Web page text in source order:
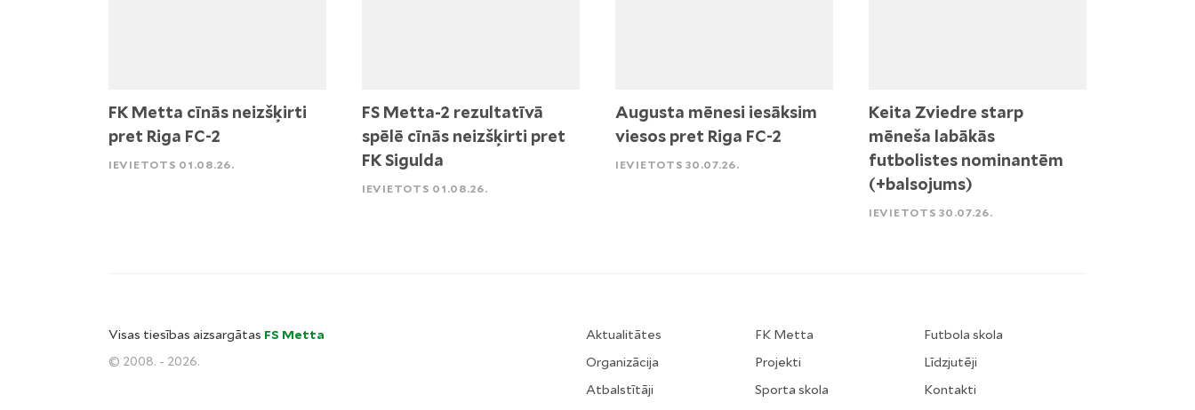
FK Metta cīnās neizšķirti
pret Riga FC-2
IEVIETOTS 01.08.26.
FS Metta-2 rezultatīvā
spēlē cīnās neizšķirti pret
FK Sigulda
IEVIETOTS 01.08.26.
Augusta mēnesi iesāksim
viesos pret Riga FC-2
IEVIETOTS 30.07.26.
Keita Zviedre starp
mēneša labākās
futbolistes nominantēm
(+balsojums)
IEVIETOTS 30.07.26.
Visas tiesības aizsargātas FS Metta
© 2008. - 2026.
Aktualitātes
Organizācija
Atbalstītāji
FK Metta
Projekti
Sporta skola
Futbola skola
Līdzjutēji
Kontakti